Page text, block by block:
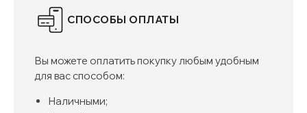
СПОСОБЫ ОПЛАТЫ
Вы можете оплатить покупку любым удобным
для вас способом:
Наличными;